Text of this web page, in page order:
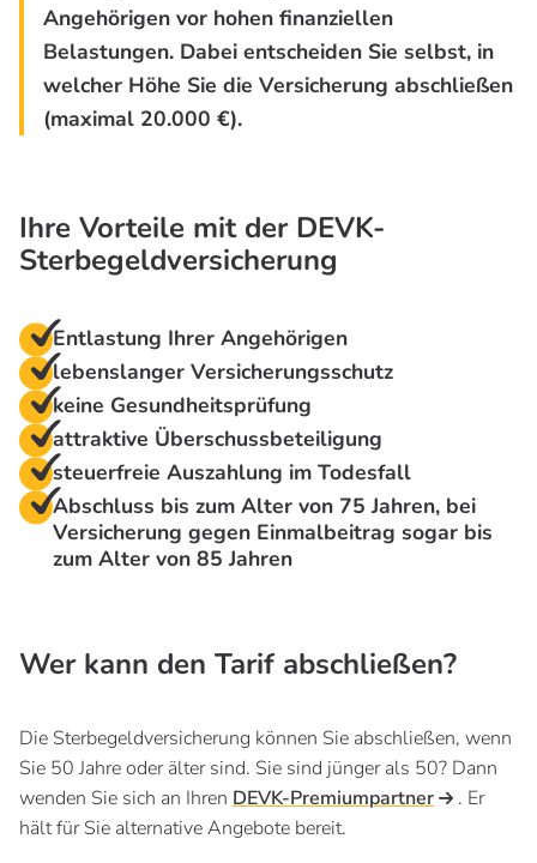
Angehörigen vor hohen finanziellen
Belastungen. Dabei entscheiden Sie selbst, in
welcher Höhe Sie die Versicherung abschließen
(maximal 20.000 €).
Ihre Vorteile mit der DEVK-
Sterbegeldversicherung
Entlastung Ihrer Angehörigen
lebenslanger Versicherungsschutz
keine Gesundheitsprüfung
attraktive Überschussbeteiligung
steuerfreie Auszahlung im Todesfall
Abschluss bis zum Alter von 75 Jahren, bei
Versicherung gegen Einmalbeitrag sogar bis
zum Alter von 85 Jahren
Wer kann den Tarif abschließen?
Die Sterbegeldversicherung können Sie abschließen, wenn
Sie 50 Jahre oder älter sind. Sie sind jünger als 50? Dann
wenden Sie sich an Ihren DEVK-Premiumpartner
. Er
hält für Sie alternative Angebote bereit.